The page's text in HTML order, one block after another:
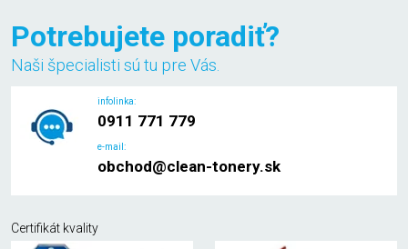
Potrebujete poradiť?
Naši špecialisti sú tu pre Vás.
infolinka:
0911 771 779
e-mail:
obchod@clean-tonery.sk
Certifikát kvality